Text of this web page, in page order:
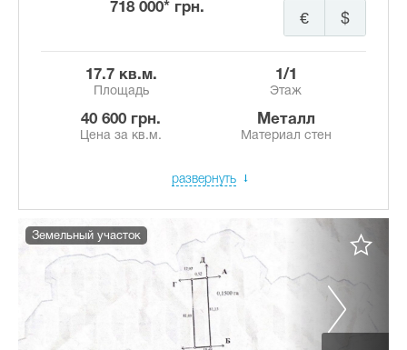
718 000* грн.
$
€
17.7 кв.м.
Площадь
1/1
Этаж
40 600 грн.
Цена за кв.м.
Металл
Материал стен
развернуть
Земельный участок